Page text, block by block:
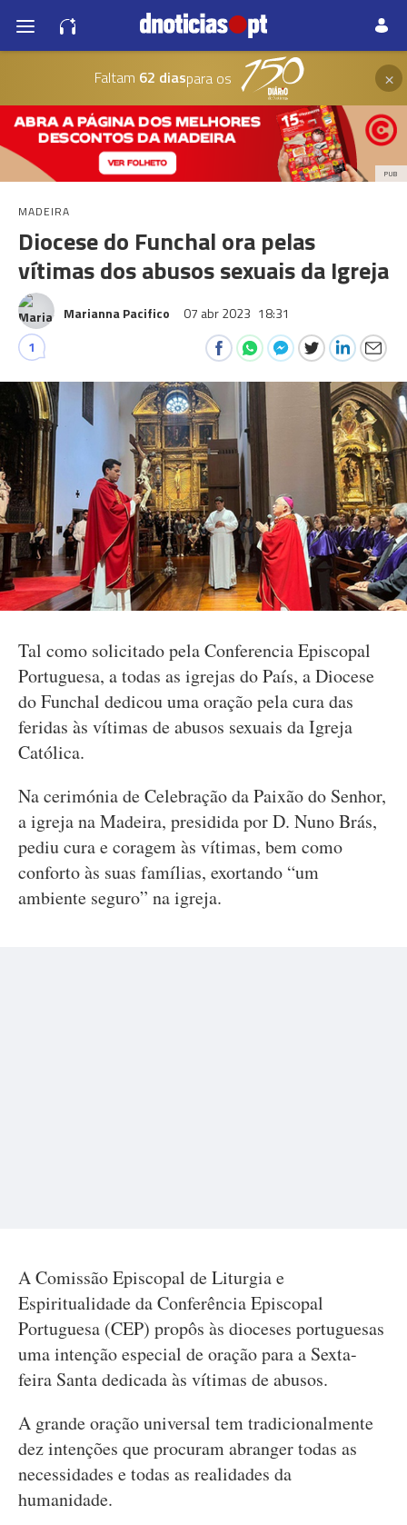
Faltam 62 diaspara os ×
PUB
MADEIRA
Diocese do Funchal ora pelas
vítimas dos abusos sexuais da Igreja
Marianna Pacifico 07 abr 2023 18:31
1
Tal como solicitado pela Conferencia Episcopal
Portuguesa, a todas as igrejas do País, a Diocese
do Funchal dedicou uma oração pela cura das
feridas às vítimas de abusos sexuais da Igreja
Católica.
Na cerimónia de Celebração da Paixão do Senhor,
a igreja na Madeira, presidida por D. Nuno Brás,
pediu cura e coragem às vítimas, bem como
conforto às suas famílias, exortando “um
ambiente seguro” na igreja.
A Comissão Episcopal de Liturgia e
Espiritualidade da Conferência Episcopal
Portuguesa (CEP) propôs às dioceses portuguesas
uma intenção especial de oração para a Sexta-
feira Santa dedicada às vítimas de abusos.
A grande oração universal tem tradicionalmente
dez intenções que procuram abranger todas as
necessidades e todas as realidades da
humanidade.